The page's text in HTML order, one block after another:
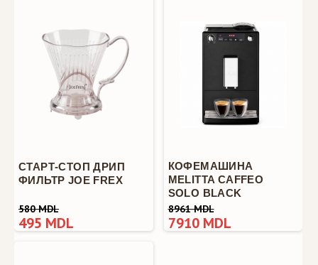
СТАРТ-СТОП ДРИП
ФИЛЬТР JOE FREX
580 MDL
495 MDL
КОФЕМАШИНА
MELITTA CAFFEO
SOLO BLACK
8961 MDL
7910 MDL